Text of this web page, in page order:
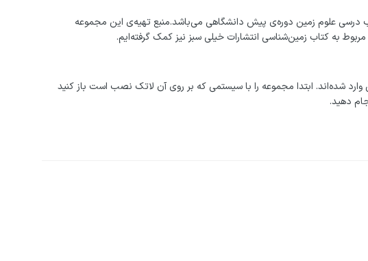
علوم زمین دوره‌ی پیش دانشگاهی می‌باشد.منبع تهیه‌ی این مجموعه
به کتاب زمین‌شناسی انتشارات خیلی سبز نیز کمک گرفته‌ایم.
شده‌اند. ابتدا مجموعه را با سیستمی که بر روی آن لاتک نصب است باز کنید
دهید.